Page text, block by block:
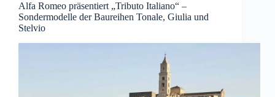
Alfa Romeo präsentiert „Tributo Italiano“ –
Sondermodelle der Baureihen Tonale, Giulia und
Stelvio